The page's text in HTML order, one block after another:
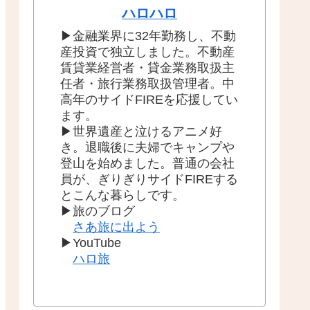
ハロハロ
▶金融業界に32年勤務し、不動
産投資で独立しました。不動産
賃貸業経営者・貸金業務取扱主
任者・旅行業務取扱管理者。中
高年のサイドFIREを応援してい
ます。
▶世界遺産と泣けるアニメ好
き。退職後に夫婦でキャンプや
登山を始めました。普通の会社
員が、ぎりぎりサイドFIREする
とこんな暮らしです。
▶旅のブログ
さあ旅に出よう
▶︎YouTube
ハロ旅